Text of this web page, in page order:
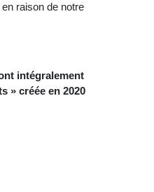
raison de notre
intégralement
» créée en 2020